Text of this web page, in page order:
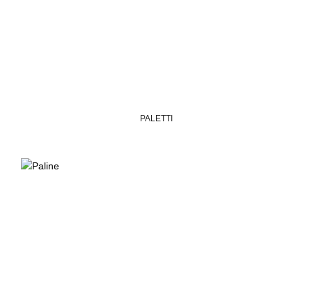
PALETTI